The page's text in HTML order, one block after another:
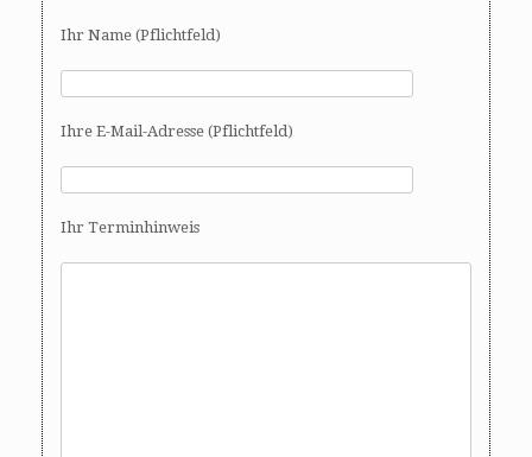
Ihr Name (Pflichtfeld)
Ihre E-Mail-Adresse (Pflichtfeld)
Ihr Terminhinweis